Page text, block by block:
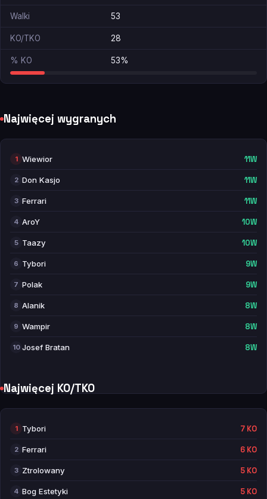
Walki 53
KO/TKO 28
% KO 53%
Najwięcej wygranych
1 Wiewior 11W
2 Don Kasjo 11W
3 Ferrari 11W
4 AroY 10W
5 Taazy 10W
6 Tybori 9W
7 Polak 9W
8 Alanik 8W
9 Wampir 8W
10 Josef Bratan 8W
Najwięcej KO/TKO
1 Tybori 7 KO
2 Ferrari 6 KO
3 Ztrolowany 5 KO
4 Bog Estetyki 5 KO